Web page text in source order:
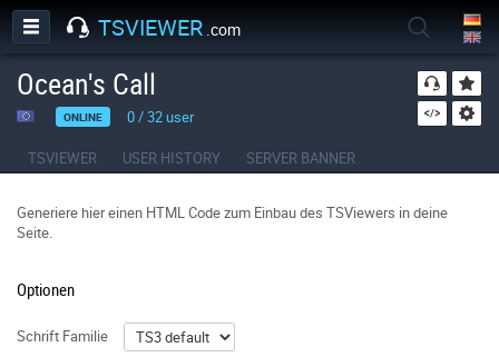
TSVIEWER .com
Ocean's Call
ONLINE 0/32user
TSVIEWER USER HISTORY SERVER BANNER
Generiere hier einen HTML Code zum Einbau des TSViewers in deine
Seite.
Optionen
Schrift Familie